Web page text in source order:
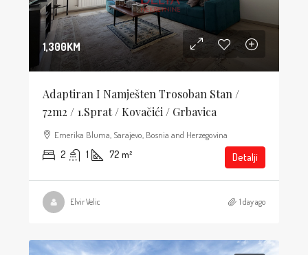
1,300KM
Adaptiran I Namješten Trosoban Stan /
72m2 / 1.sprat / Kovačići / Grbavica
Emerika Bluma, Sarajevo, Bosnia and Herzegovina
2 1 72 m² Detalji
Elvir Velic 1 day ago